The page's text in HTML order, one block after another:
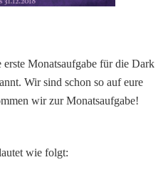
Monatsaufgabe für die Dark
Wir sind schon so auf eure
wir zur Monatsaufgabe!
wie folgt: